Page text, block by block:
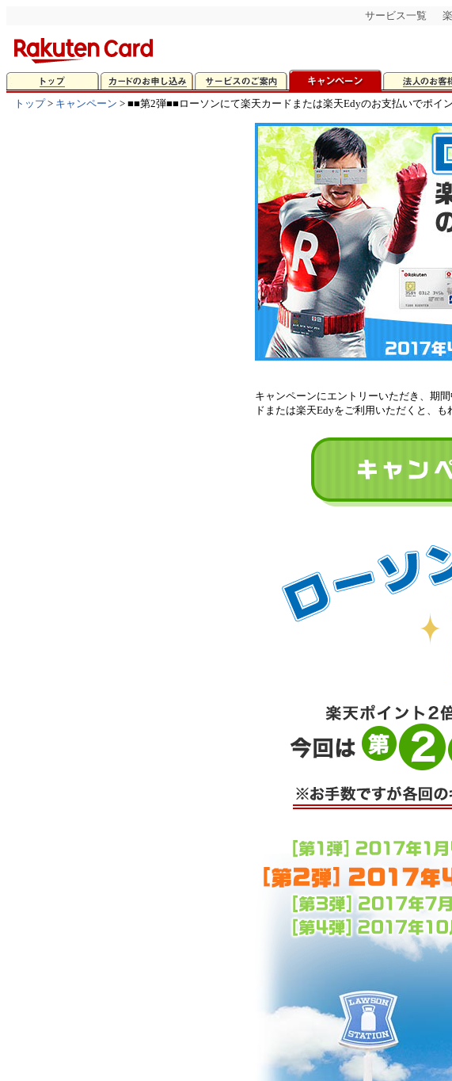
サービス一覧
トップ> キャンペーン > ■■第2弾■■ローソンにて楽天カードまたは楽天Edyのお支払いでポイ
キャンペーンにエントリーいただき、期
ドまたは楽天Edyをご利用いただくと、